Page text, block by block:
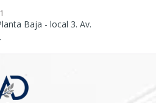
Baja - local 3. Av.